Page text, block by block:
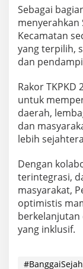
Sebagai
menyerahkan
Kecamatan
yang terpilih,
dan
Rakor
untuk
daerah,
dan
lebih
Dengan
terintegrasi,
masyarakat,
optimistis
berkelanjutan
yang inklusif.